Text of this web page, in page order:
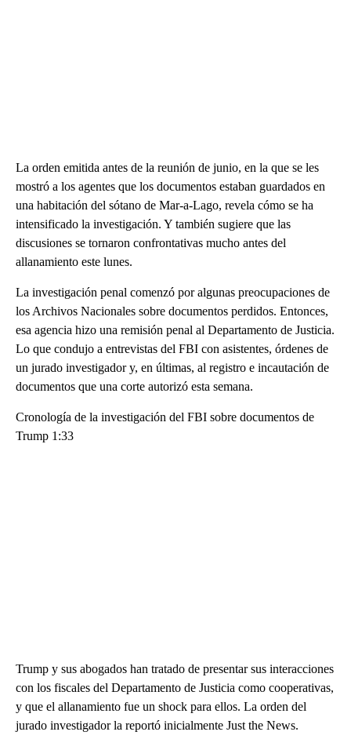
La orden emitida antes de la reunión de junio, en la que se les
mostró a los agentes que los documentos estaban guardados en
una habitación del sótano de Mar-a-Lago, revela cómo se ha
intensificado la investigación. Y también sugiere que las
discusiones se tornaron confrontativas mucho antes del
allanamiento este lunes.
La investigación penal comenzó por algunas preocupaciones de
los Archivos Nacionales sobre documentos perdidos. Entonces,
esa agencia hizo una remisión penal al Departamento de Justicia.
Lo que condujo a entrevistas del FBI con asistentes, órdenes de
un jurado investigador y, en últimas, al registro e incautación de
documentos que una corte autorizó esta semana.
Cronología de la investigación del FBI sobre documentos de
Trump 1:33
Trump y sus abogados han tratado de presentar sus interacciones
con los fiscales del Departamento de Justicia como cooperativas,
y que el allanamiento fue un shock para ellos. La orden del
jurado investigador la reportó inicialmente Just the News.